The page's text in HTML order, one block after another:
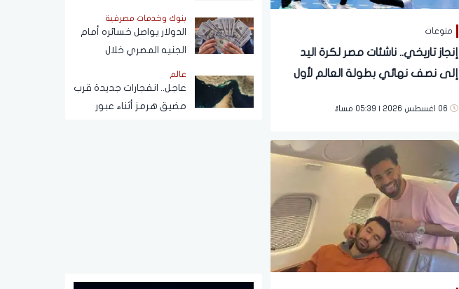
منوعات
إنجاز تاريخي.. ناشئات مصر لكرة اليد
إلى نصف نهائي بطولة العالم لأول
06 اغسطس 2026 | 05:39 مساءً
بنوك وخدمات مصرفية
الدولار يواصل خسائره أمام
الجنيه المصري خلال
أغسطس 2026
عالم
عاجل.. انفجارات جديدة قرب
مضيق هرمز أثناء عبور